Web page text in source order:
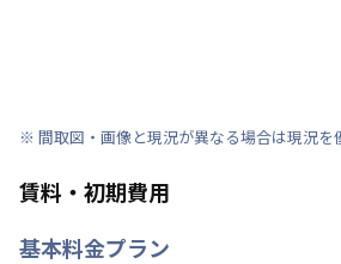
※ 間取図・画像と現況が異なる場合は現況を
賃料・初期費用
基本料金プラン